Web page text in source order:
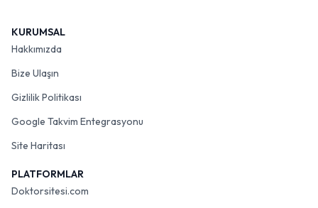
KURUMSAL
Hakkımızda
Bize Ulaşın
Gizlilik Politikası
Google Takvim Entegrasyonu
Site Haritası
PLATFORMLAR
Doktorsitesi.com